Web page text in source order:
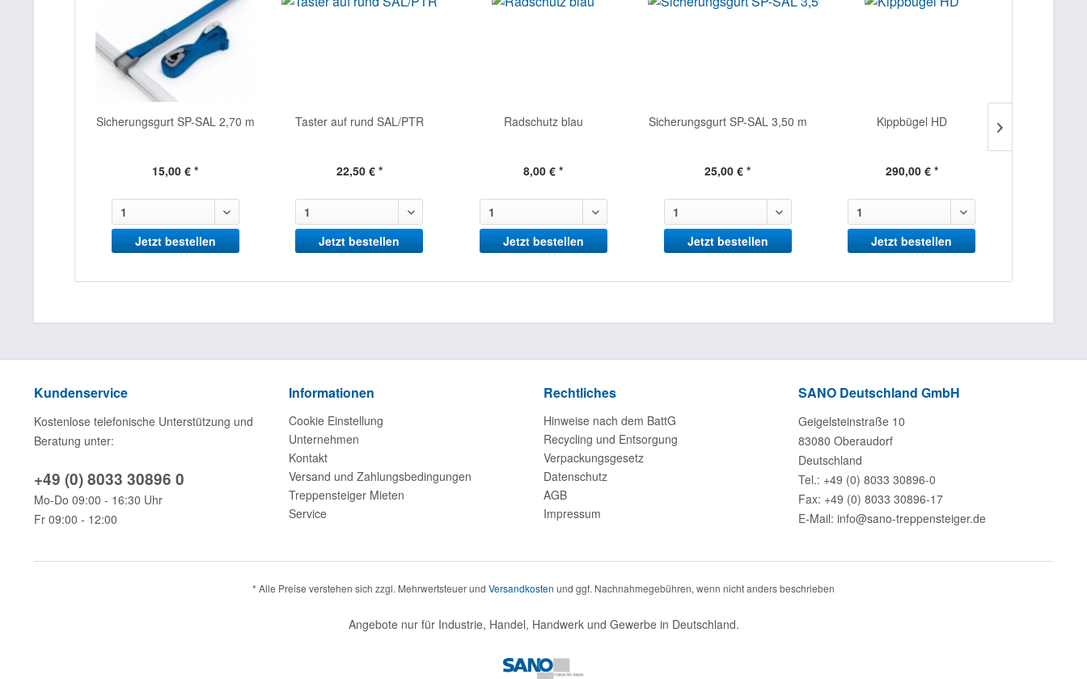
Sicherungsgurt SP-SAL 2,70 m
15,00 € *
Jetzt bestellen
Taster auf rund SAL/PTR
22,50 € *
Jetzt bestellen
Radschutz blau
8,00 € *
Jetzt bestellen
Sicherungsgurt SP-SAL 3,50 m
25,00 € *
Jetzt bestellen
Kippbügel HD
290,00 € *
Jetzt bestellen
Kundenservice
Kostenlose telefonische Unterstützung und
Beratung unter:
+49 (0) 8033 30896 0
Mo-Do 09:00 - 16:30 Uhr
Fr 09:00 - 12:00
Informationen
Cookie Einstellung
Unternehmen
Kontakt
Versand und Zahlungsbedingungen
Treppensteiger Mieten
Service
Rechtliches
Hinweise nach dem BattG
Recycling und Entsorgung
Verpackungsgesetz
Datenschutz
AGB
Impressum
SANO Deutschland GmbH
Geigelsteinstraße 10
83080 Oberaudorf
Deutschland
Tel.: +49 (0) 8033 30896-0
Fax: +49 (0) 8033 30896-17
E-Mail: info@sano-treppensteiger.de
* Alle Preise verstehen sich zzgl. Mehrwertsteuer und Versandkosten und ggf. Nachnahmegebühren, wenn nicht anders beschrieben
Angebote nur für Industrie, Handel, Handwerk und Gewerbe in Deutschland.